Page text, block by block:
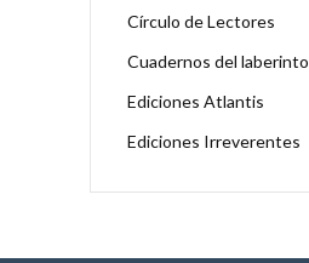
Círculo de Lectores
Cuadernos del laberinto
Ediciones Atlantis
Ediciones Irreverentes